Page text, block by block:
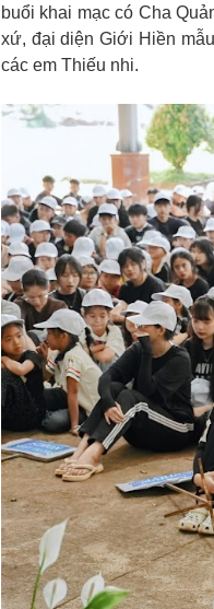
buổi khai mạc có Cha
xứ, đại diện Giới Hiền
các em Thiếu nhi.